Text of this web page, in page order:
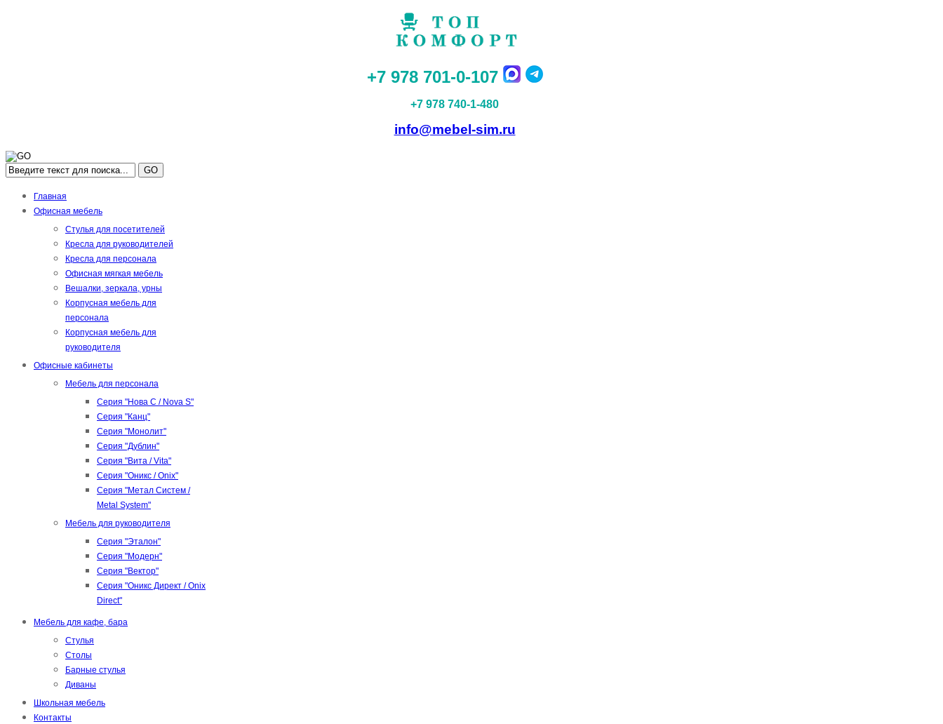
+7 978 701-0-107
+7 978 740-1-480
info@mebel-sim.ru
GO
Главная
Офисная мебель
Стулья для посетителей
Кресла для руководителей
Кресла для персонала
Офисная мягкая мебель
Вешалки, зеркала, урны
Корпусная мебель для
персонала
Корпусная мебель для
руководителя
Офисные кабинеты
Мебель для персонала
Серия "Нова С / Nova S"
Серия "Канц"
Серия "Монолит"
Серия "Дублин"
Серия "Вита / Vita"
Серия "Оникс / Onix"
Серия "Метал Систем /
Metal System"
Мебель для руководителя
Серия "Эталон"
Серия "Модерн"
Серия "Вектор"
Серия "Оникс Директ / Onix
Direct"
Мебель для кафе, бара
Стулья
Столы
Барные стулья
Диваны
Школьная мебель
Контакты